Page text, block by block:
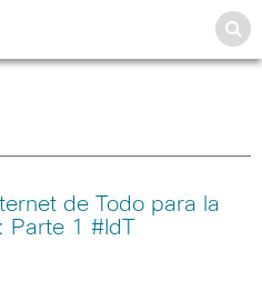
de Todo para la
1 #IdT